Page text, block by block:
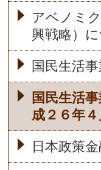
アベノミ
興戦略）
国民生活
国民生活
成２６年４
日本政策